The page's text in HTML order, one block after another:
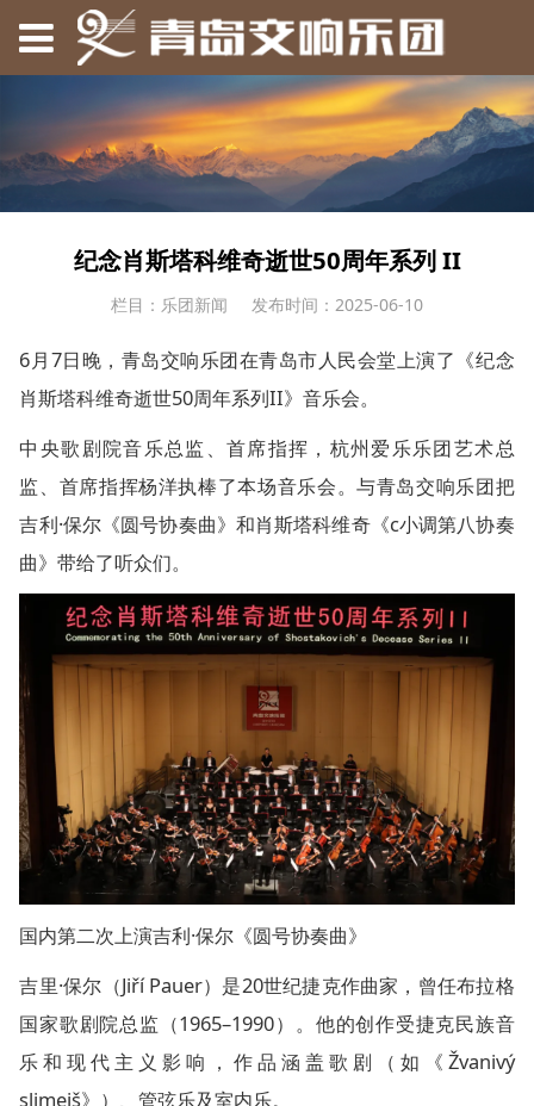
纪念肖斯塔科维奇逝世50周年系列 II
栏目：乐团新闻 发布时间：2025-06-10
6月7日晚，青岛交响乐团在青岛市人民会堂上演了《纪念
肖斯塔科维奇逝世50周年系列II》音乐会。
中央歌剧院音乐总监、首席指挥，杭州爱乐乐团艺术总
监、首席指挥杨洋执棒了本场音乐会。与青岛交响乐团把
吉利·保尔《圆号协奏曲》和肖斯塔科维奇《c小调第八协奏
曲》带给了听众们。
国内第二次上演吉利·保尔《圆号协奏曲》
吉里·保尔（Jiří Pauer）是20世纪捷克作曲家，曾任布拉格
国家歌剧院总监（1965–1990）。他的创作受捷克民族音
乐和现代主义影响，作品涵盖歌剧（如《Žvanivý
slimejš》）、管弦乐及室内乐。